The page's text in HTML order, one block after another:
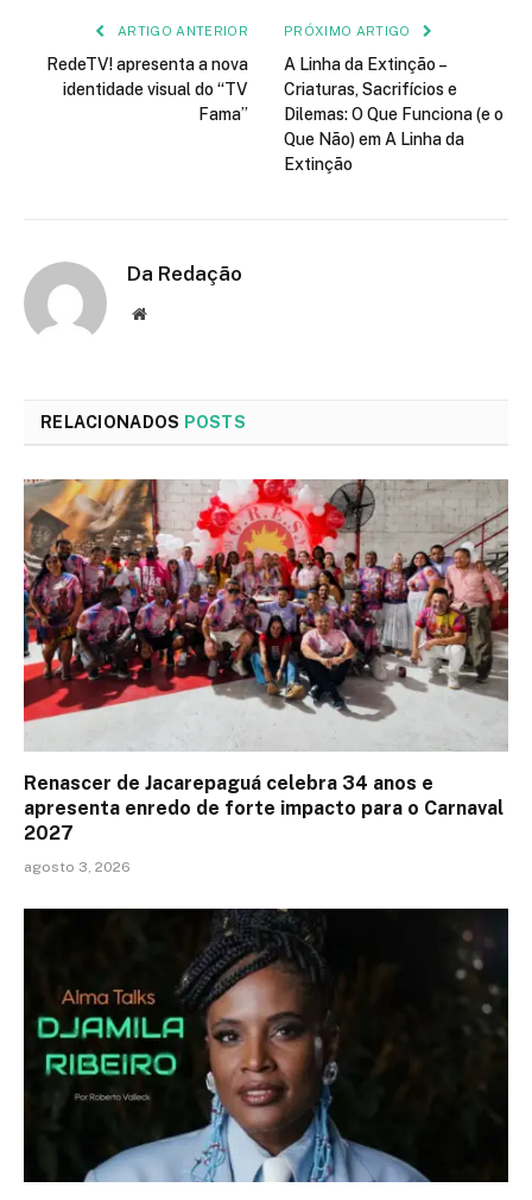
ARTIGO ANTERIOR
RedeTV! apresenta a nova
identidade visual do “TV
Fama”
PRÓXIMO ARTIGO
A Linha da Extinção –
Criaturas, Sacrifícios e
Dilemas: O Que Funciona (e o
Que Não) em A Linha da
Extinção
Da Redação
Site
RELACIONADOS POSTS
Renascer de Jacarepaguá celebra 34 anos e
apresenta enredo de forte impacto para o Carnaval
2027
agosto 3, 2026